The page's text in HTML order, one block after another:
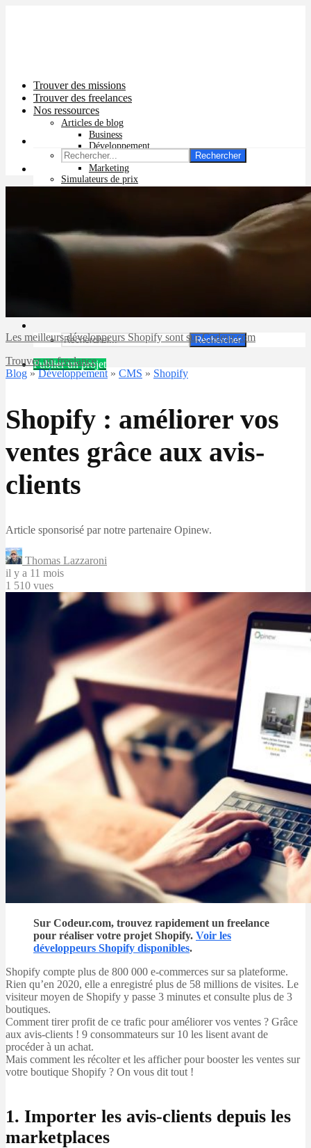
Trouver des missions
Trouver des freelances
Nos ressources
Articles de blog
Business
Développement
Graphisme
Marketing
Simulateurs de prix
Prix pub Instagram
Prix logiciel
Prix chatbot
Rechercher
Publier un projet
Rechercher
Les meilleurs développeurs Shopify sont sur Codeur.com
Trouver un freelance
Blog »Développement » CMS » Shopify
Shopify : améliorer vos
ventes grâce aux avis-
clients
Article sponsorisé par notre partenaire Opinew.
Thomas Lazzaroni
il y a 11 mois
1 510 vues
Sur Codeur.com, trouvez rapidement un freelance
pour réaliser votre projet Shopify. Voir les
développeurs Shopify disponibles.
Shopify compte plus de 800 000 e-commerces sur sa plateforme.
Rien qu’en 2020, elle a enregistré plus de 58 millions de visites. Le
visiteur moyen de Shopify y passe 3 minutes et consulte plus de 3
boutiques.
Comment tirer profit de ce trafic pour améliorer vos ventes ? Grâce
aux avis-clients ! 9 consommateurs sur 10 les lisent avant de
procéder à un achat.
Mais comment les récolter et les afficher pour booster les ventes sur
votre boutique Shopify ? On vous dit tout !
1. Importer les avis-clients depuis les
marketplaces